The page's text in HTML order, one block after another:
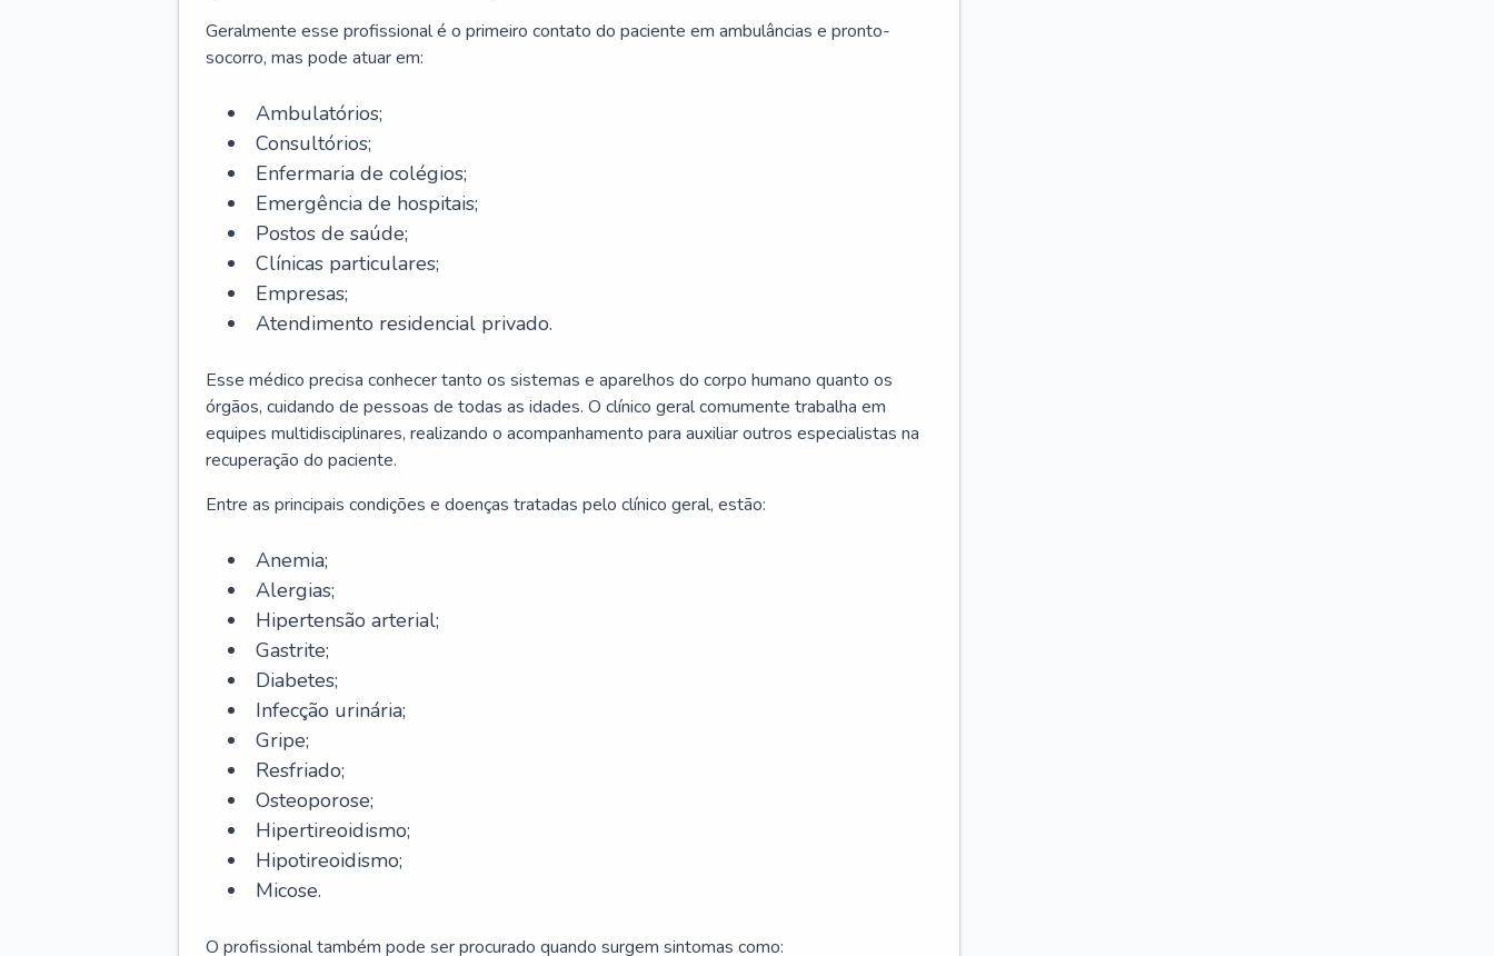
Geralmente esse profissional é o primeiro contato do paciente em ambulâncias e pronto-
socorro, mas pode atuar em:
Ambulatórios;
Consultórios;
Enfermaria de colégios;
Emergência de hospitais;
Postos de saúde;
Clínicas particulares;
Empresas;
Atendimento residencial privado.
Esse médico precisa conhecer tanto os sistemas e aparelhos do corpo humano quanto os
órgãos, cuidando de pessoas de todas as idades. O clínico geral comumente trabalha em
equipes multidisciplinares, realizando o acompanhamento para auxiliar outros especialistas na
recuperação do paciente.
Entre as principais condições e doenças tratadas pelo clínico geral, estão:
Anemia;
Alergias;
Hipertensão arterial;
Gastrite;
Diabetes;
Infecção urinária;
Gripe;
Resfriado;
Osteoporose;
Hipertireoidismo;
Hipotireoidismo;
Micose.
O profissional também pode ser procurado quando surgem sintomas como: